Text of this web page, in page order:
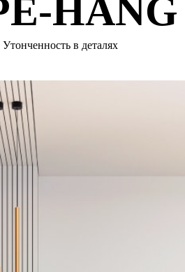
HANG
Утонченность в деталях